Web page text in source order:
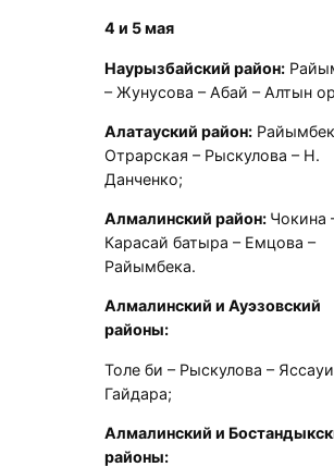
4 и 5 мая
Наурызбайский район:
– Жунусова – Абай – Алтын
Алатауский район:
Отрарская – Рыскулова – Н.
Данченко;
Алмалинский район: Чокина
Карасай батыра – Емцова –
Райымбека.
Алмалинский и Ауэзовский
районы:
Толе би – Рыскулова –
Гайдара;
Алмалинский и
районы: